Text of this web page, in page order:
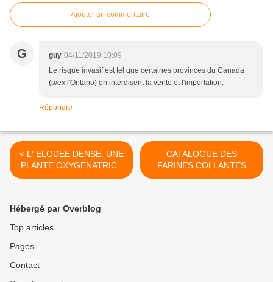
Ajouter un commentaire
G guy 04/11/2019 10:09
Le risque invasif est tel que certaines provinces du Canada
(p/ex l'Ontario) en interdisent la vente et l'importation.
Répondre
< L' ELODEE DENSE: UNE
PLANTE OXYGENATRICE
MIRACLE EN CETTE
CATALOGUE DES
FARINES COLLANTES
EDITE PAR DANIEL
Hébergé par Overblog
Top articles
Pages
Contact